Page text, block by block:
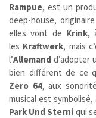
Rampue, est un
deep-house,
elles vont de Krink,
les Kraftwerk, mais
l’Allemand d’adopter
bien différent de ce
Zero 64, aux
musical est
Park Und Sterni qui